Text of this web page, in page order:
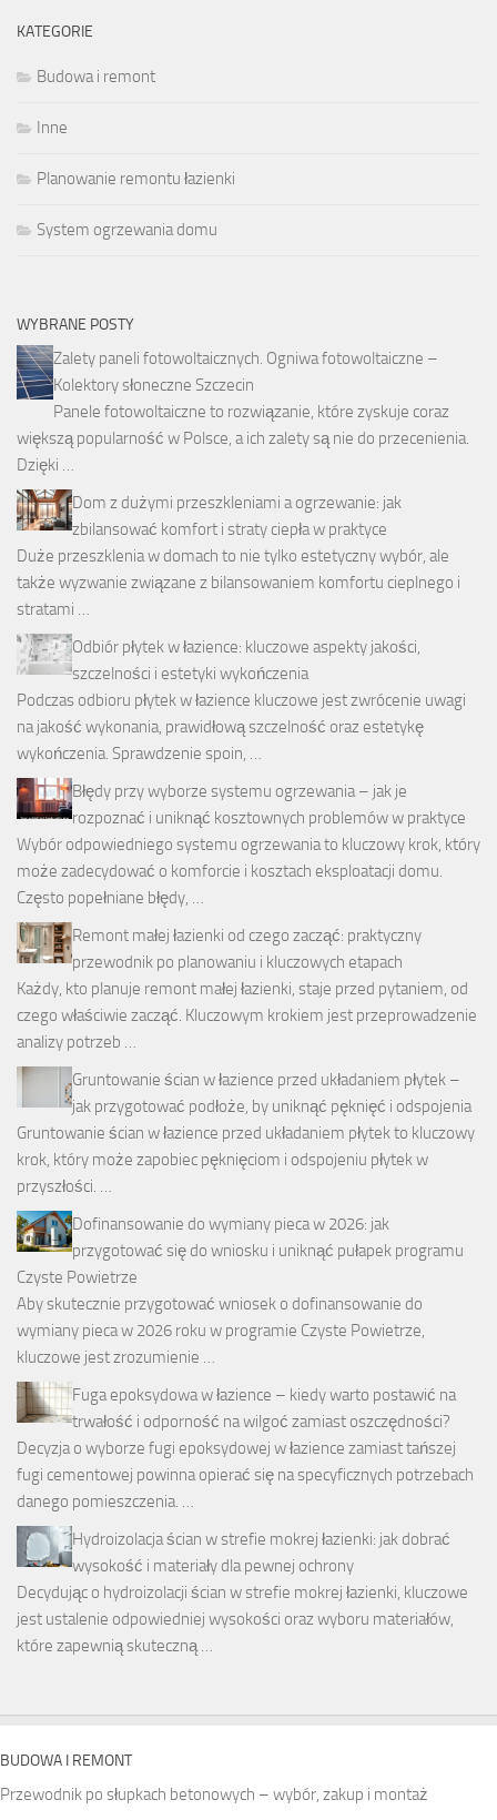
KATEGORIE
Budowa i remont
Inne
Planowanie remontu łazienki
System ogrzewania domu
WYBRANE POSTY
Zalety paneli fotowoltaicznych. Ogniwa fotowoltaiczne –
Kolektory słoneczne Szczecin
Panele fotowoltaiczne to rozwiązanie, które zyskuje coraz
większą popularność w Polsce, a ich zalety są nie do przecenienia.
Dzięki …
Dom z dużymi przeszkleniami a ogrzewanie: jak
zbilansować komfort i straty ciepła w praktyce
Duże przeszklenia w domach to nie tylko estetyczny wybór, ale
także wyzwanie związane z bilansowaniem komfortu cieplnego i
stratami …
Odbiór płytek w łazience: kluczowe aspekty jakości,
szczelności i estetyki wykończenia
Podczas odbioru płytek w łazience kluczowe jest zwrócenie uwagi
na jakość wykonania, prawidłową szczelność oraz estetykę
wykończenia. Sprawdzenie spoin, …
Błędy przy wyborze systemu ogrzewania – jak je
rozpoznać i uniknąć kosztownych problemów w praktyce
Wybór odpowiedniego systemu ogrzewania to kluczowy krok, który
może zadecydować o komforcie i kosztach eksploatacji domu.
Często popełniane błędy, …
Remont małej łazienki od czego zacząć: praktyczny
przewodnik po planowaniu i kluczowych etapach
Każdy, kto planuje remont małej łazienki, staje przed pytaniem, od
czego właściwie zacząć. Kluczowym krokiem jest przeprowadzenie
analizy potrzeb …
Gruntowanie ścian w łazience przed układaniem płytek –
jak przygotować podłoże, by uniknąć pęknięć i odspojenia
Gruntowanie ścian w łazience przed układaniem płytek to kluczowy
krok, który może zapobiec pęknięciom i odspojeniu płytek w
przyszłości. …
Dofinansowanie do wymiany pieca w 2026: jak
przygotować się do wniosku i uniknąć pułapek programu
Czyste Powietrze
Aby skutecznie przygotować wniosek o dofinansowanie do
wymiany pieca w 2026 roku w programie Czyste Powietrze,
kluczowe jest zrozumienie …
Fuga epoksydowa w łazience – kiedy warto postawić na
trwałość i odporność na wilgoć zamiast oszczędności?
Decyzja o wyborze fugi epoksydowej w łazience zamiast tańszej
fugi cementowej powinna opierać się na specyficznych potrzebach
danego pomieszczenia. …
Hydroizolacja ścian w strefie mokrej łazienki: jak dobrać
wysokość i materiały dla pewnej ochrony
Decydując o hydroizolacji ścian w strefie mokrej łazienki, kluczowe
jest ustalenie odpowiedniej wysokości oraz wyboru materiałów,
które zapewnią skuteczną …
BUDOWA I REMONT
Przewodnik po słupkach betonowych – wybór, zakup i montaż